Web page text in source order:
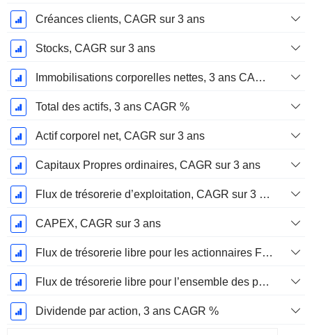
Créances clients, CAGR sur 3 ans
Stocks, CAGR sur 3 ans
Immobilisations corporelles nettes, 3 ans CAGR %
Total des actifs, 3 ans CAGR %
Actif corporel net, CAGR sur 3 ans
Capitaux Propres ordinaires, CAGR sur 3 ans
Flux de trésorerie d’exploitation, CAGR sur 3 ans
CAPEX, CAGR sur 3 ans
Flux de trésorerie libre pour les actionnaires FCFE, CAGR sur 3 ans
Flux de trésorerie libre pour l’ensemble des pourvoyeurs de fonds (créanciers et actionnaires) FCFF, CAGR sur 3 ans
Dividende par action, 3 ans CAGR %